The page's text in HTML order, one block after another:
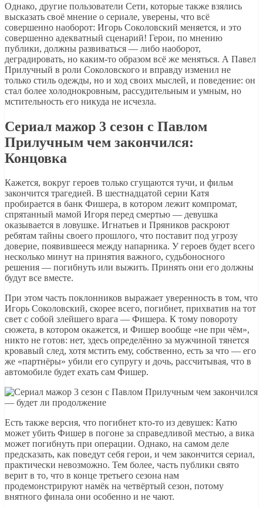
Однако, другие пользователи Сети, которые также взялись
высказать своё мнение о сериале, уверены, что всё
совершенно наоборот: Игорь Соколовский меняется, и это
совершенно адекватный сценарий! Герои, по мнению
публики, должны развиваться — либо наоборот,
деградировать, но каким-то образом всё же меняться. А Павел
Прилучный в роли Соколовского и вправду изменил не
только стиль одежды, но и ход своих мыслей, и поведение: он
стал более холоднокровным, рассудительным и умным, но
мстительность его никуда не исчезла.
Сериал мажор 3 сезон с Павлом
Прилучным чем закончился:
Концовка
Кажется, вокруг героев только сгущаются тучи, и фильм
закончится трагедией. В шестнадцатой серии Катя
пробирается в банк Фишера, в котором лежит компромат,
спрятанный мамой Игоря перед смертью — девушка
оказывается в ловушке. Игнатьев и Пряников раскроют
ребятам тайны своего прошлого, что поставит под угрозу
доверие, появившееся между напарника. У героев будет всего
несколько минут на принятия важного, судьбоносного
решения — погибнуть или выжить. Принять они его должны
будут все вместе.
При этом часть поклонников выражает уверенность в том, что
Игорь Соколовский, скорее всего, погибнет, прихватив на тот
свет с собой злейшего врага — Фишера. К тому повороту
сюжета, в котором окажется, и Фишер вообще «не при чём»,
никто не готов: нет, здесь определённо за мужчиной тянется
кровавый след, хотя мстить ему, собственно, есть за что — его
же «партнёры» убили его супругу и дочь, рассчитывая, что в
автомобиле будет ехать сам Фишер.
Есть также версия, что погибнет кто-то из девушек: Катю
может убить Фишер в погоне за справедливой местью, а вика
может погибнуть при операции. Однако, на самом деле
предсказать, как поведут себя герои, и чем закончится сериал,
практически невозможно. Тем более, часть публики свято
верит в то, что в конце третьего сезона нам
продемонстрируют намёк на четвёртый сезон, потому
внятного финала они особенно и не чают.